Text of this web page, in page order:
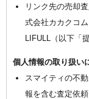
リンク先の売却
式会社カカクコ
LIFULL（以下「
個人情報の取り扱い
スマイティの不
報を含む査定依